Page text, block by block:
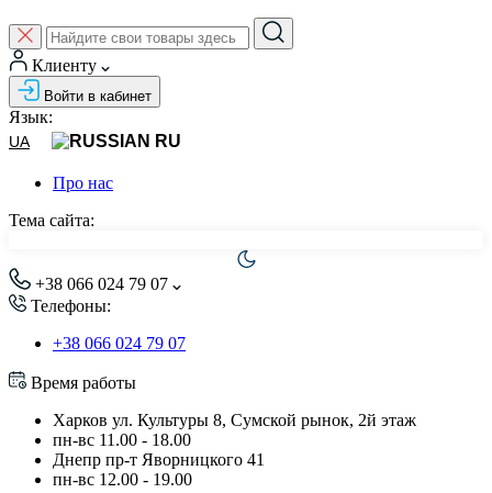
Клиенту
Войти в кабинет
Язык:
UA RU
Про нас
Тема сайта:
+38 066 024 79 07
Телефоны:
+38 066 024 79 07
Время работы
Харков ул. Культуры 8, Сумской рынок, 2й этаж
пн-вс 11.00 - 18.00
Днепр пр-т Яворницкого 41
пн-вс 12.00 - 19.00